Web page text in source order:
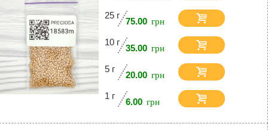
25 г
75.00
10 г
35.00
5 г
20.00
1 г
6.00